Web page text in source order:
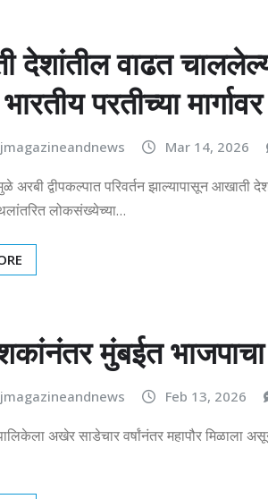
देशांतील वाढत
परतीच्या
Mar 14, 2026
अरबी द्वीपकल्पात परिवर्तन झाल्यापासून
लोकसंख्येच्या…
मुंबईत भाजपाचा
Feb 13, 2026
अखेर साडेचार वर्षांनंतर महापौर मिळाला